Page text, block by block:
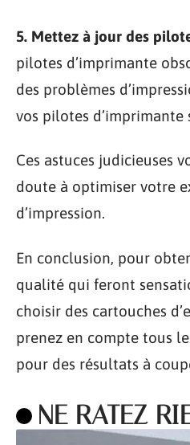
5. Mettez à jour des
pilotes d’imprimante
des problèmes
vos pilotes d’imprimante
Ces astuces judicieuses
doute à optimiser votre
d’impression.
En conclusion, pour
qualité qui feront
choisir des cartouches
prenez en compte tous
pour des résultats à
NE RATEZ